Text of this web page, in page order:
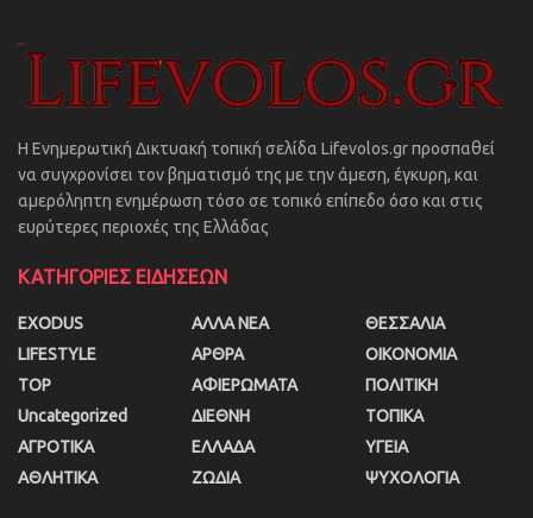
Η Ενημερωτική Δικτυακή τοπική σελίδα Lifevolos.gr προσπαθεί
να συγχρονίσει τον βηματισμό της με την άμεση, έγκυρη, και
αμερόληπτη ενημέρωση τόσο σε τοπικό επίπεδο όσο και στις
ευρύτερες περιοχές της Ελλάδας
ΚΑΤΗΓΟΡΙΕΣ ΕΙΔΗΣΕΩΝ
EXODUS
LIFESTYLE
TOP
Uncategorized
ΑΓΡΟΤΙΚΑ
ΑΘΛΗΤΙΚΑ
ΑΛΛΑ ΝΕΑ
ΑΡΘΡΑ
ΑΦΙΕΡΩΜΑΤΑ
ΔΙΕΘΝΗ
ΕΛΛΑΔΑ
ΖΩΔΙΑ
ΘΕΣΣΑΛΙΑ
ΟΙΚΟΝΟΜΙΑ
ΠΟΛΙΤΙΚΗ
ΤΟΠΙΚΑ
ΥΓΕΙΑ
ΨΥΧΟΛΟΓΙΑ